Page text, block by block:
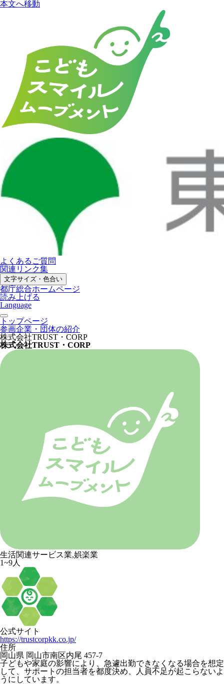
本文へ移動
よくあるご質問
関連リンク集
文字サイズ・色合い
都庁総合ホームページ
読み上げる
Language
トップページ
参画企業・団体の紹介
株式会社TRUST・CORP
株式会社TRUST・CORP
生活関連サービス業,娯楽業
1~9人
公式サイト
https://trustcorpkk.co.jp/
住所
岡山県 岡山市南区内尾 457-7
子どもや家庭の影響により、急遽出勤できなくなる場合を想定
して、サポートの担当者を都度決め、人員不足が起こらないよ
うにしています。